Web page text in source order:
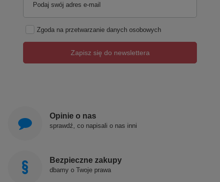
Podaj swój adres e-mail
Zgoda na przetwarzanie danych osobowych
Zapisz się do newslettera
Opinie o nas
sprawdź, co napisali o nas inni
Bezpieczne zakupy
dbamy o Twoje prawa